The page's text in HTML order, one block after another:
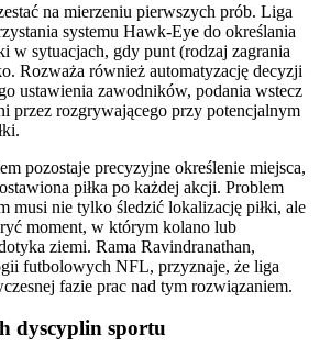
na mierzeniu pierwszych prób. Liga
systemu Hawk-Eye do określania
w sytuacjach, gdy punt (rodzaj zagrania
Rozważa również automatyzację decyzji
ustawienia zawodników, podania wstecz
przez rozgrywającego przy potencjalnym
pozostaje precyzyjne określenie miejsca,
piłka po każdej akcji. Problem
musi nie tylko śledzić lokalizację piłki, ale
moment, w którym kolano lub
ziemi. Rama Ravindranathan,
futbolowych NFL, przyznaje, że liga
fazie prac nad tym rozwiązaniem.
dyscyplin sportu